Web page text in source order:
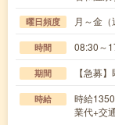
曜日頻度 月～金
時間 08:30～
期間 【急募
時給
時給
業代+交